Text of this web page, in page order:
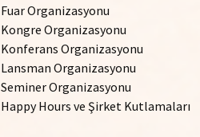
Fuar Organizasyonu
Kongre Organizasyonu
Konferans Organizasyonu
Lansman Organizasyonu
Seminer Organizasyonu
Happy Hours ve Şirket Kutlamaları